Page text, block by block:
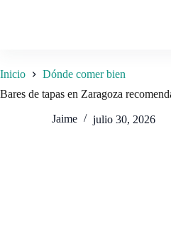
Inicio
Dónde comer bien
Bares de tapas en Zaragoza
Jaime julio 30, 2026